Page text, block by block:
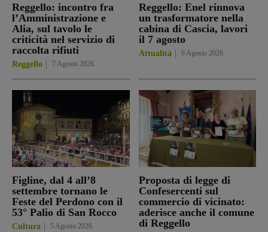
Reggello: incontro fra
l’Amministrazione e
Alia, sul tavolo le
criticità nel servizio di
raccolta rifiuti
Reggello 7 Agosto 2026
Reggello: Enel rinnova
un trasformatore nella
cabina di Cascia, lavori
il 7 agosto
Attualità 6 Agosto 2026
Figline, dal 4 all’8
settembre tornano le
Feste del Perdono con il
53° Palio di San Rocco
Cultura 5 Agosto 2026
Proposta di legge di
Confesercenti sul
commercio di vicinato:
aderisce anche il comune
di Reggello